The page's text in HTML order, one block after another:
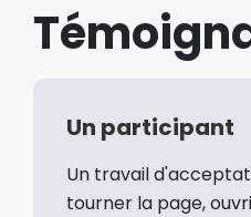
Un participant
Un travail
tourner la page,